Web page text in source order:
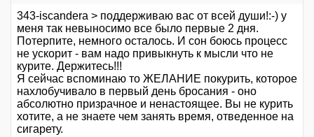
343-iscandera > поддерживаю вас от всей души!:-) у
меня так невыносимо все было первые 2 дня.
Потерпите, немного осталось. И сон боюсь процесс
не ускорит - вам надо привыкнуть к мысли что не
курите. Держитесь!!!
Я сейчас вспоминаю то ЖЕЛАНИЕ покурить, которое
нахлобучивало в первый день бросания - оно
абсолютно призрачное и ненастоящее. Вы не курить
хотите, а не знаете чем занять время, отведенное на
сигарету.